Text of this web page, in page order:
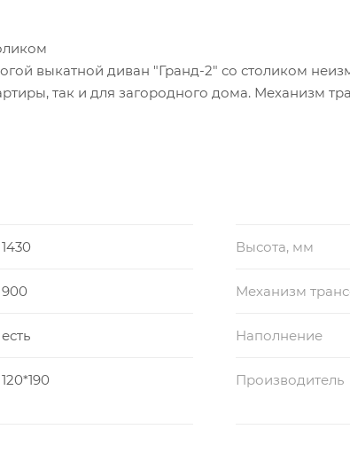
Компактный,
так и для загородного дома. Механизм
1430 Высота, мм
900 Механизм
есть Наполнение
120*190 Производитель